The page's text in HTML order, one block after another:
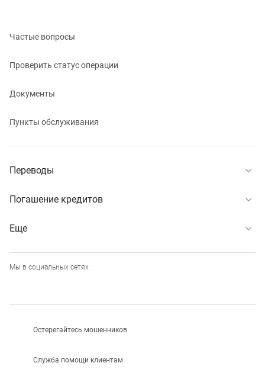
Частые вопросы
Проверить статус операции
Документы
Пункты обслуживания
Переводы
Погашение кредитов
Еще
Мы в социальных сетях
Остерегайтесь мошенников
Служба помощи клиентам